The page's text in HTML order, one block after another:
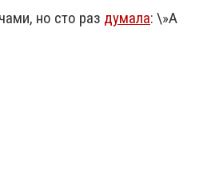
но сто раз думала: \»А